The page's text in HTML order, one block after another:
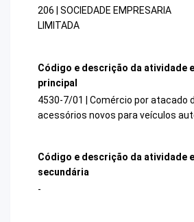
206 | SOCIEDADE EMPRESARIA
LIMITADA
Código e descrição da atividade
principal
4530-7/01 | Comércio por atacado
acessórios novos para veículos
Código e descrição da atividade
secundária
-